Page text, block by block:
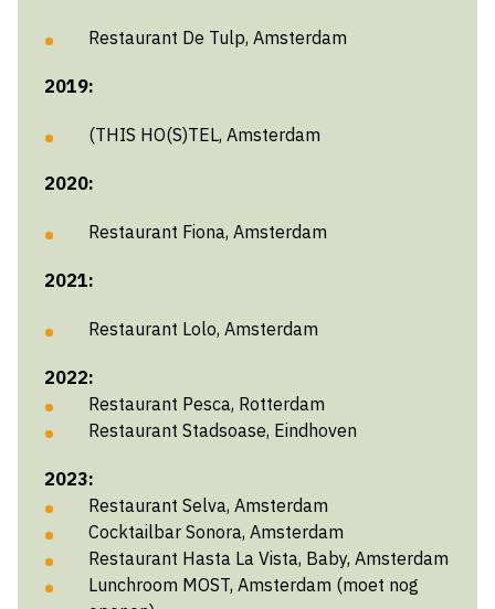
Restaurant De Tulp, Amsterdam
2019:
(THIS HO(S)TEL, Amsterdam
2020:
Restaurant Fiona, Amsterdam
2021:
Restaurant Lolo, Amsterdam
2022:
Restaurant Pesca, Rotterdam
Restaurant Stadsoase, Eindhoven
2023:
Restaurant Selva, Amsterdam
Cocktailbar Sonora, Amsterdam
Restaurant Hasta La Vista, Baby, Amsterdam
Lunchroom MOST, Amsterdam (moet nog